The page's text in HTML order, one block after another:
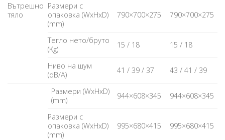
Вътрешно
тяло
Размери с
опаковка (WxHxD)
(mm)
790×700×275 790×700×275
Тегло нето/бруто
(Kg)
15 / 18 15 / 18
Ниво на шум
(dB/A)
41 / 39 / 37 43 / 41 / 39
Размери (WxHxD)
(mm)
944×608×345 944×608×345
Размери с
опаковка (WxHxD)
(mm)
995×680×415 995×680×415